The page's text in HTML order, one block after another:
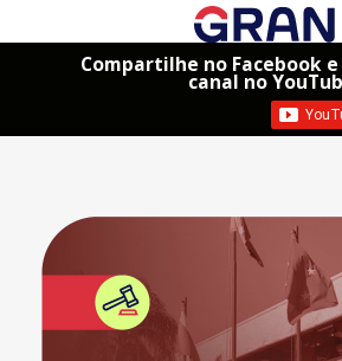
Compartilhe no Facebook
canal no